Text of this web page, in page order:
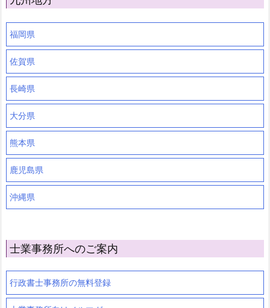
福岡県
佐賀県
長崎県
大分県
熊本県
鹿児島県
沖縄県
士業事務所へのご案内
行政書士事務所の無料登録